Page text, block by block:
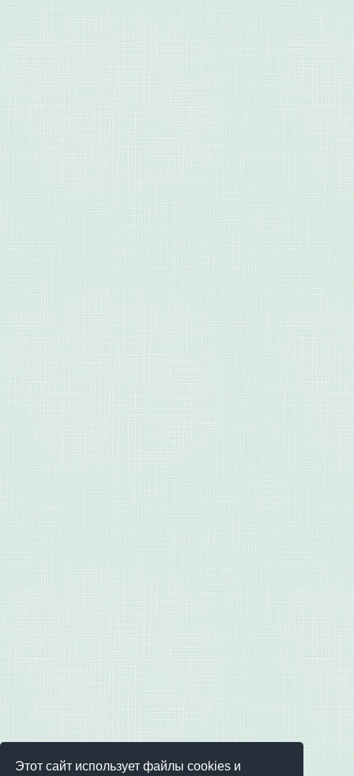
Этот сайт использует файлы cookies и